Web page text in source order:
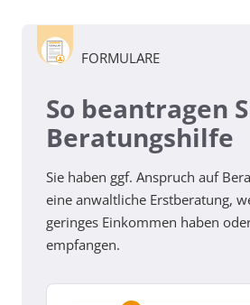
FORMULARE
So beantragen
Beratungshilfe
Sie haben ggf. Anspruch auf
eine anwaltliche Erstberatung,
geringes Einkommen haben
empfangen.